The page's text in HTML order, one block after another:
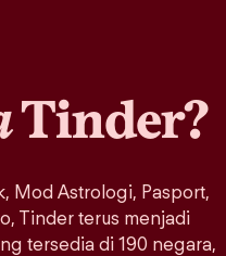
Tinder?
Mod Astrologi, Pasport,
Tinder terus menjadi
tersedia di 190 negara,